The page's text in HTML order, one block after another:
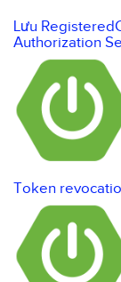
Lưu
Authorization
Token